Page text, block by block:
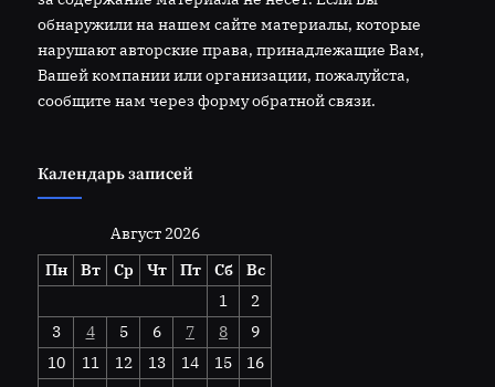
обнаружили на нашем сайте материалы, которые
нарушают авторские права, принадлежащие Вам,
Вашей компании или организации, пожалуйста,
сообщите нам через форму обратной связи.
Календарь записей
Август 2026
Пн
Вт Ср Чт Пт Сб
Вс
1
2
3
4 5 6 7 8
9
10
11 12 13 14 15
16